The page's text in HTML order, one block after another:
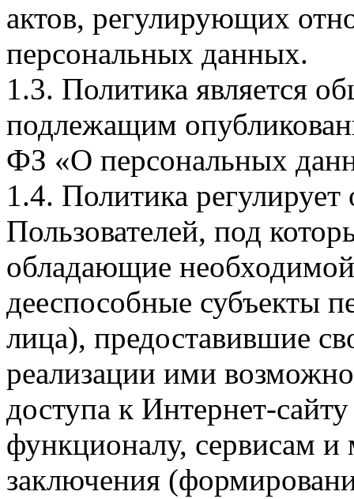
актов, регулирующих
персональных данных.
1.3. Политика является
подлежащим
ФЗ «О персональных
1.4. Политика
Пользователей, под
обладающие
дееспособные субъекты
лица), предоставившие
реализации ими
доступа к Интернет-
функционалу, сервисам и
заключения